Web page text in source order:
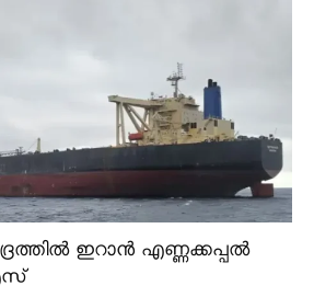
ഇറാൻ എണ്ണക്കപ്പൽ